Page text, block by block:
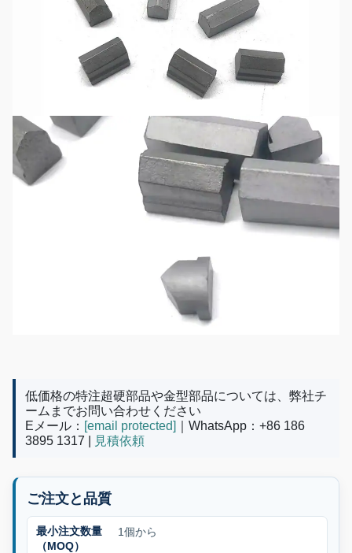
低価格の特注超硬部品や金型部品については、弊社チ
ームまでお問い合わせください
Eメール： [email protected]
｜WhatsApp：+86 186
3895 1317 |
見積依頼
ご注文と品質
最小注文数量
（MOQ）
1個から